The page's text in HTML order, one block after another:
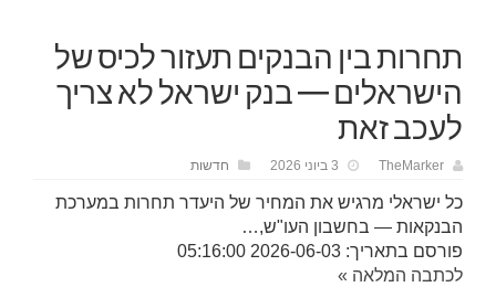
תחרות בין הבנקים תעזור לכיס של
הישראלים — בנק ישראל לא צריך
לעכב זאת
TheMarker 3 ביוני 2026 חדשות
כל ישראלי מרגיש את המחיר של היעדר תחרות במערכת
הבנקאות — בחשבון העו"ש,…
פורסם בתאריך: 2026-06-03 05:16:00
לכתבה המלאה »